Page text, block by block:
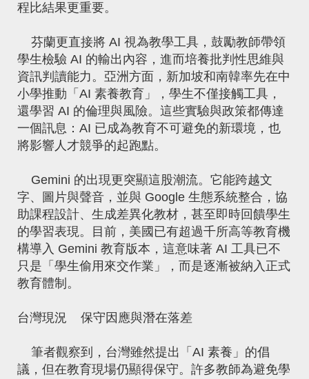
程比結果更重要。
芬蘭更直接將 AI 視為教學工具，鼓勵教師帶領
學生檢驗 AI 的輸出內容，進而培養批判性思維與
資訊判讀能力。亞洲方面，新加坡和南韓率先在中
小學推動「AI 素養教育」，學生不僅接觸工具，
還學習 AI 的倫理與風險。這些實驗與政策都傳達
一個訊息：AI 已成為教育不可避免的新環境，也
將影響人才競爭的起跑點。
Gemini 的出現更突顯這股潮流。它能跨越文
字、圖片與聲音，並與 Google 生態系統整合，協
助課程設計、生成差異化教材，甚至即時回饋學生
的學習表現。目前，美國已有超過千所高等教育機
構導入 Gemini 教育版本，這意味著 AI 工具已不
只是「學生偷用來交作業」，而是逐漸被納入正式
教育體制。
台灣現況 保守因應與潛在落差
筆者觀察到，台灣雖然提出「AI 素養」的倡
議，但在教育現場仍顯得保守。許多教師為避免學